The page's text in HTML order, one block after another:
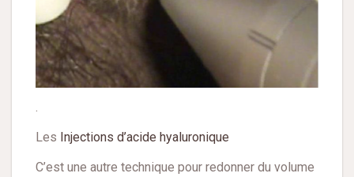
.
Les Injections d’acide hyaluronique
C’est une autre technique pour redonner du volume